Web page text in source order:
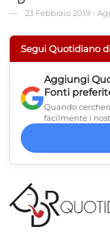
23 Febbraio 2019 -
Segui Quotidiano
Aggiungi
Fonti
Quando
facilmente i